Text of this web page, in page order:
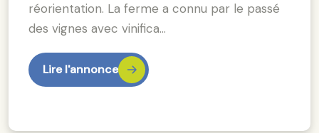
réorientation. La ferme a connu par le passé
des vignes avec vinifica…
Lire l'annonce